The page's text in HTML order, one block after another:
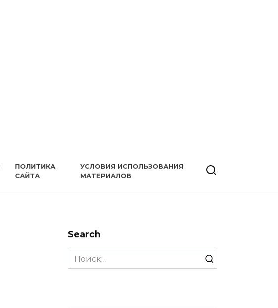
ПОЛИТИКА
САЙТА
УСЛОВИЯ ИСПОЛЬЗОВАНИЯ
МАТЕРИАЛОВ
Search
Search
for: